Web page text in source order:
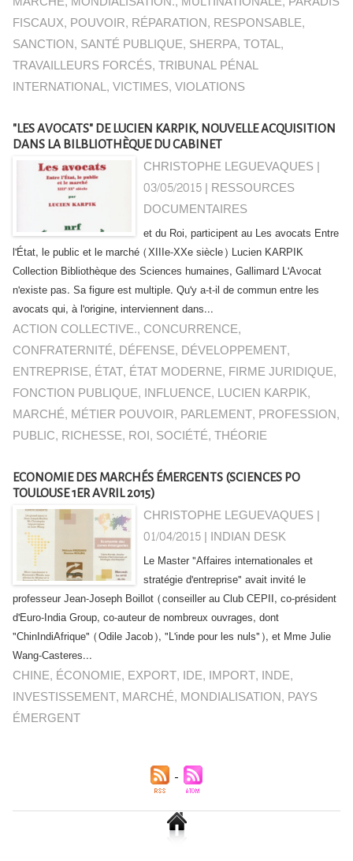
FISCAUX, POUVOIR, RÉPARATION, RESPONSABLE,
SANCTION, SANTÉ PUBLIQUE, SHERPA,TOTAL,
TRAVAILLEURS FORCÉS,TRIBUNAL PÉNAL
INTERNATIONAL,VICTIMES,VIOLATIONS
"LES AVOCATS" DE LUCIEN KARPIK, NOUVELLE ACQUISITION
DANS LA BILBLIOTHÈQUE DU CABINET
CHRISTOPHE LEGUEVAQUES |
03/05/2015| RESSOURCES
DOCUMENTAIRES
et du Roi, participent au Les avocats Entre
l'État, le public et le marché (XIIIe-XXe siècle) Lucien KARPIK
Collection Bibliothèque des Sciences humaines, Gallimard L'Avocat
n'existe pas. Sa figure est multiple. Qu'y a-t-il de commun entre les
avocats qui, à l'origine, interviennent dans...
ACTION COLLECTIVE., CONCURRENCE,
CONFRATERNITÉ, DÉFENSE, DÉVELOPPEMENT,
ENTREPRISE, ÉTAT, ÉTAT MODERNE, FIRME JURIDIQUE,
FONCTION PUBLIQUE, INFLUENCE, LUCIEN KARPIK,
MARCHÉ, MÉTIER POUVOIR, PARLEMENT, PROFESSION,
PUBLIC, RICHESSE, ROI, SOCIÉTÉ,THÉORIE
ECONOMIE DES MARCHÉS ÉMERGENTS (SCIENCES PO
TOULOUSE 1ER AVRIL 2015)
CHRISTOPHE LEGUEVAQUES |
01/04/2015| INDIAN DESK
Le Master "Affaires internationales et
stratégie d'entreprise" avait invité le
professeur Jean-Joseph Boillot (conseiller au Club CEPII, co-président
d'Euro-India Group, co-auteur de nombreux ouvrages, dont
"ChinIndiAfrique" (Odile Jacob), "L'inde pour les nuls"), et Mme Julie
Wang-Casteres...
CHINE, ÉCONOMIE, EXPORT, IDE, IMPORT, INDE,
INVESTISSEMENT, MARCHÉ, MONDIALISATION, PAYS
ÉMERGENT